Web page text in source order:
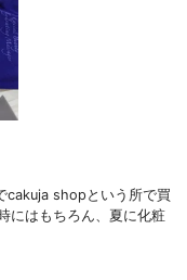
cakuja shopという所で買
にはもちろん、夏に化粧